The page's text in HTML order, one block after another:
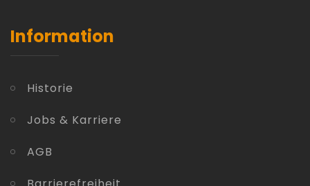
Information
Historie
Jobs & Karriere
AGB